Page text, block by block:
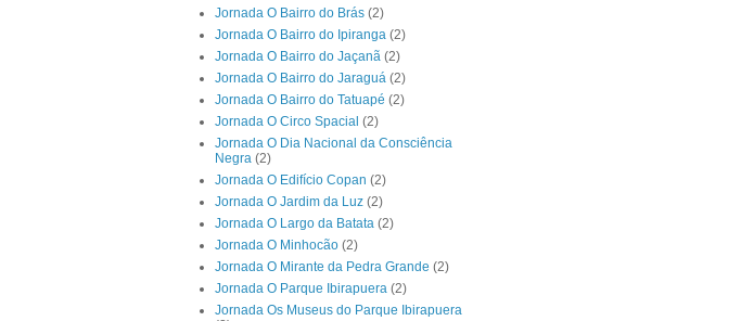
Jornada O Bairro do Brás (2)
Jornada O Bairro do Ipiranga (2)
Jornada O Bairro do Jaçanã (2)
Jornada O Bairro do Jaraguá (2)
Jornada O Bairro do Tatuapé (2)
Jornada O Circo Spacial (2)
Jornada O Dia Nacional da Consciência
Negra (2)
Jornada O Edifício Copan (2)
Jornada O Jardim da Luz (2)
Jornada O Largo da Batata (2)
Jornada O Minhocão (2)
Jornada O Mirante da Pedra Grande (2)
Jornada O Parque Ibirapuera (2)
Jornada Os Museus do Parque Ibirapuera